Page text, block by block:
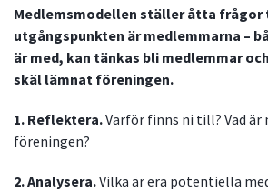
Medlemsmodellen ställer åtta
utgångspunkten är medlemmarna –
är med, kan tänkas bli medlemmar
skäl lämnat föreningen.
1. Reflektera.Varför finns ni till? Vad är
föreningen?
2. Analysera.Vilka är era potentiella